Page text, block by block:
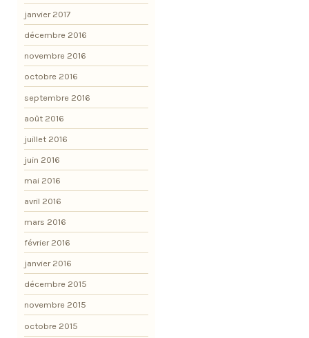
janvier 2017
décembre 2016
novembre 2016
octobre 2016
septembre 2016
août 2016
juillet 2016
juin 2016
mai 2016
avril 2016
mars 2016
février 2016
janvier 2016
décembre 2015
novembre 2015
octobre 2015